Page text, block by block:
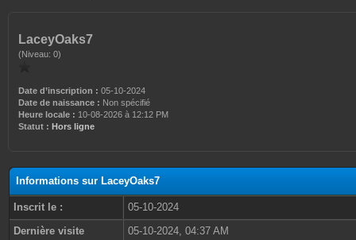
LaceyOaks7
(Niveau: 0)
Date d’inscription : 05-10-2024
Date de naissance : Non spécifié
Heure locale : 10-08-2026 à 12:12 PM
Statut : Hors ligne
Informations sur LaceyOaks7
Inscrit le :
05-10-2024
Dernière visite
05-10-2024, 04:37 AM